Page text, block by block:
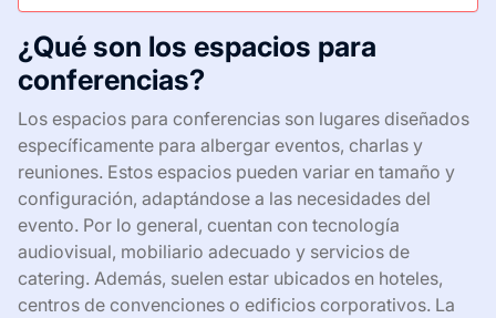
¿Qué son los espacios para
conferencias?
Los espacios para conferencias son lugares diseñados
específicamente para albergar eventos, charlas y
reuniones. Estos espacios pueden variar en tamaño y
configuración, adaptándose a las necesidades del
evento. Por lo general, cuentan con tecnología
audiovisual, mobiliario adecuado y servicios de
catering. Además, suelen estar ubicados en hoteles,
centros de convenciones o edificios corporativos. La